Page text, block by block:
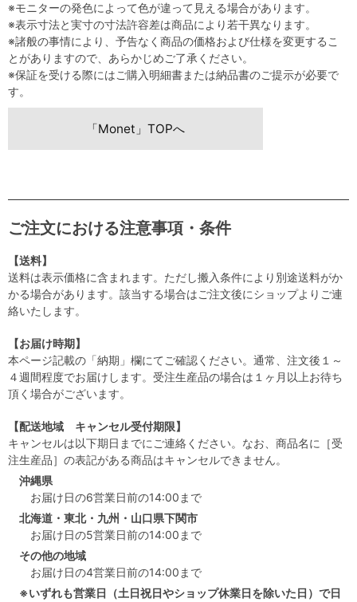
※モニターの発色によって色が違って見える場合があります。
※表示寸法と実寸の寸法許容差は商品により若干異なります。
※諸般の事情により、予告なく商品の価格および仕様を変更するこ
とがありますので、あらかじめご了承ください。
※保証を受ける際にはご購入明細書または納品書のご提示が必要で
す。
「Monet」TOPへ
ご注文における注意事項・条件
【送料】
送料は表示価格に含まれます。ただし搬入条件により別途送料がか
かる場合があります。該当する場合はご注文後にショップよりご連
絡いたします。
【お届け時期】
本ページ記載の「納期」欄にてご確認ください。通常、注文後１～
４週間程度でお届けします。受注生産品の場合は１ヶ月以上お待ち
頂く場合がございます。
【配送地域 キャンセル受付期限】
キャンセルは以下期日までにご連絡ください。なお、商品名に［受
注生産品］の表記がある商品はキャンセルできません。
沖縄県
お届け日の6営業日前の14:00まで
北海道・東北・九州・山口県下関市
お届け日の5営業日前の14:00まで
その他の地域
お届け日の4営業日前の14:00まで
※いずれも営業日（土日祝日やショップ休業日を除いた日）で日